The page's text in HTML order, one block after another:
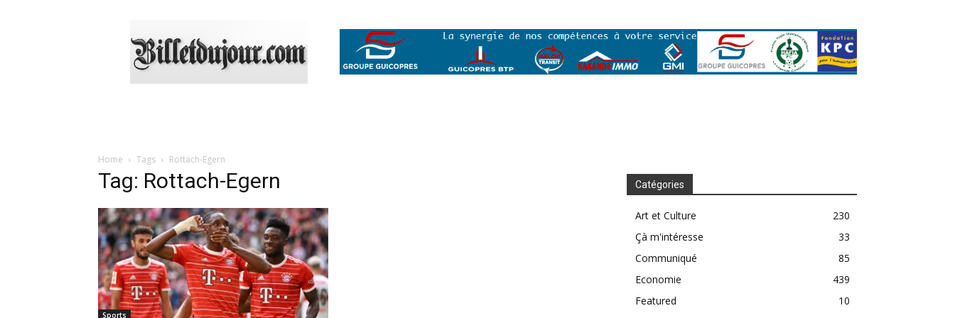
Home Tags Rottach-Egern
Tag: Rottach-Egern
Sports
Catégories
Art et Culture
230
Çà m'intéresse
33
Communiqué
85
Economie
439
Featured
10